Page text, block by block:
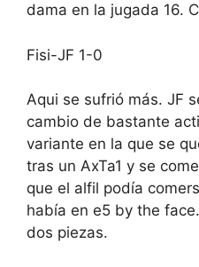
dama en la jugada 16.
Fisi-JF 1-0
Aqui se sufrió más. JF
cambio de bastante
variante en la que se
tras un AxTa1 y se
que el alfil podía
había en e5 by the
dos piezas.